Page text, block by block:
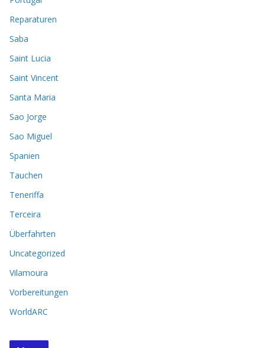
Reparaturen
Saba
Saint Lucia
Saint Vincent
Santa Maria
Sao Jorge
Sao Miguel
Spanien
Tauchen
Teneriffa
Terceira
Überfahrten
Uncategorized
Vilamoura
Vorbereitungen
WorldARC